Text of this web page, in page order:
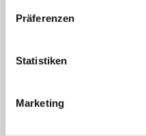
Ihre Einwilligung
indem Sie die Cookie-
unserer
Präferenzen
Statistiken
Marketing
Kantstraße 45a
(Ein Tochterunternehmen des
e.V.)